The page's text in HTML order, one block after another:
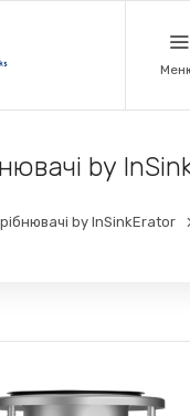
by
by InSinkErator